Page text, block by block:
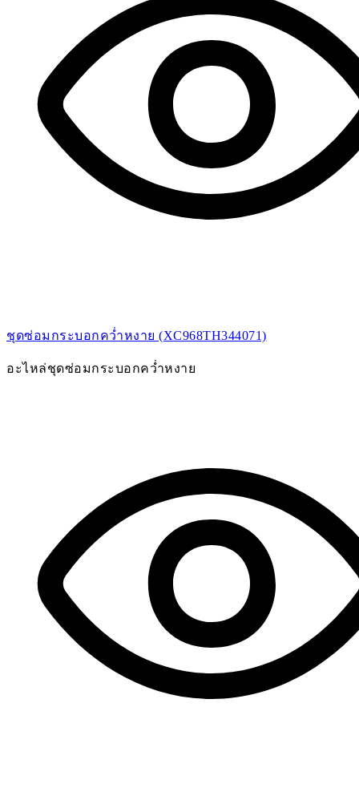
ชุดซ่อมกระบอกคว่ำหงาย (XC968TH344071)
อะไหล่ชุดซ่อมกระบอกคว่ำหงาย